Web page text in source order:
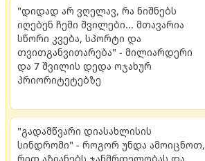
"დიდად არ ვღელავ, რა ნიშნებს
იღებენ ჩემი შვილები... მთავარია
სწორი კვება, სპორტი და
თვითგანვითარება" - მილიარდერი
და 7 შვილის დედა ოჯახურ
პრიორიტეტებზე
"გადამწვარი დიასახლისის
სინდრომი" - როგორ უნდა ამოიცნოთ,